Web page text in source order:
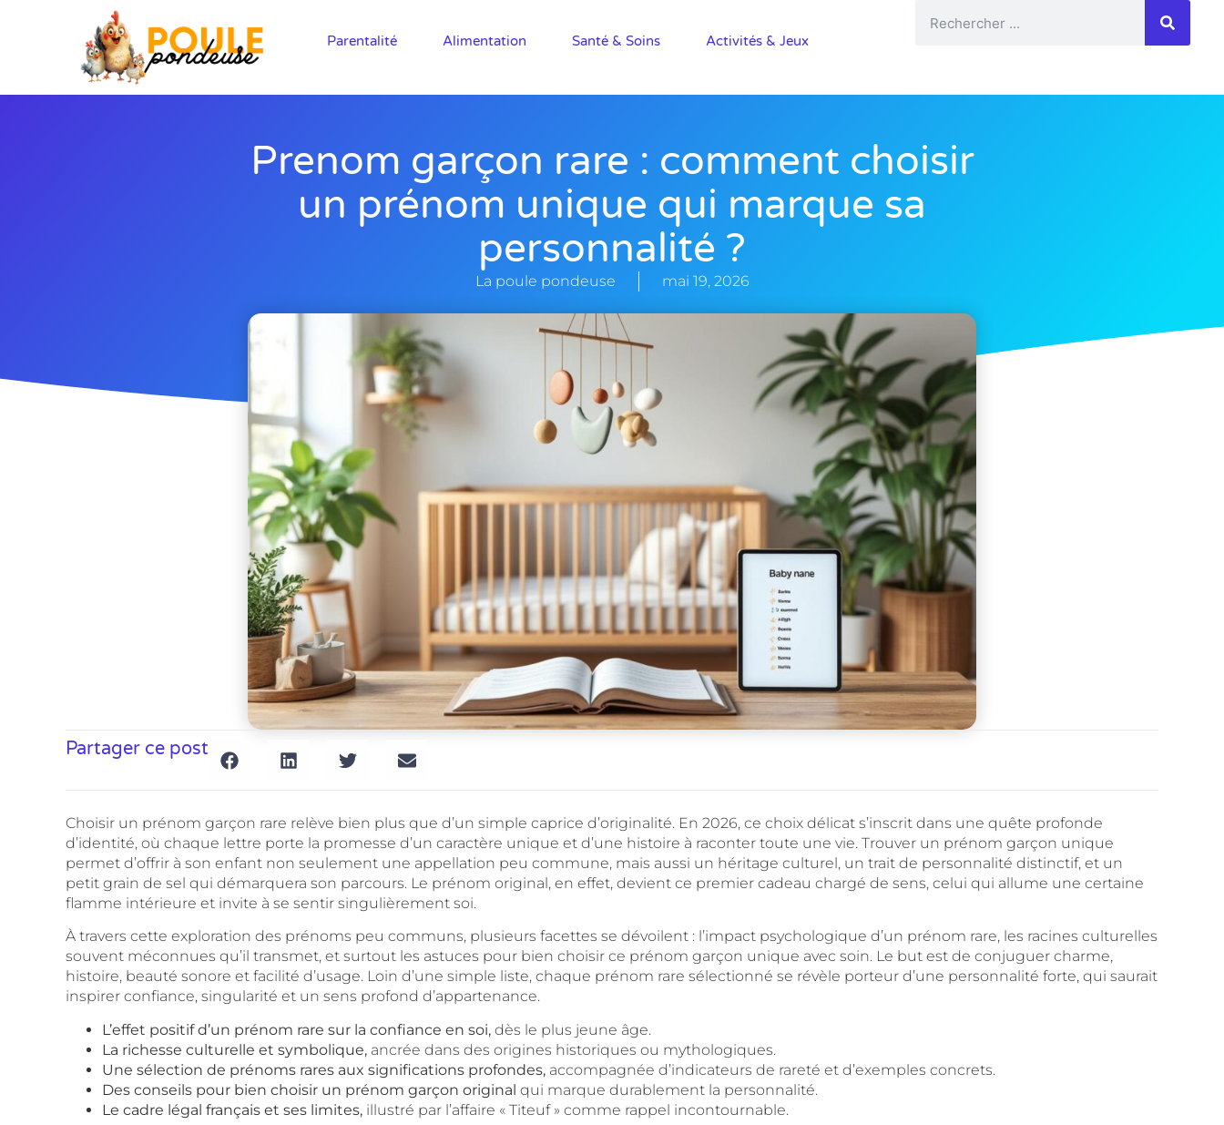
Parentalité Alimentation Santé & Soins Activités & Jeux
Prenom garçon rare : comment choisir
un prénom unique qui marque sa
personnalité ?
La poule pondeuse mai 19, 2026
Partager ce post
Choisir un prénom garçon rare relève bien plus que d’un simple caprice d’originalité. En 2026, ce choix délicat s’inscrit dans une quête profonde
d’identité, où chaque lettre porte la promesse d’un caractère unique et d’une histoire à raconter toute une vie. Trouver un prénom garçon unique
permet d’offrir à son enfant non seulement une appellation peu commune, mais aussi un héritage culturel, un trait de personnalité distinctif, et un
petit grain de sel qui démarquera son parcours. Le prénom original, en effet, devient ce premier cadeau chargé de sens, celui qui allume une certaine
flamme intérieure et invite à se sentir singulièrement soi.
À travers cette exploration des prénoms peu communs, plusieurs facettes se dévoilent : l’impact psychologique d’un prénom rare, les racines culturelles
souvent méconnues qu’il transmet, et surtout les astuces pour bien choisir ce prénom garçon unique avec soin. Le but est de conjuguer charme,
histoire, beauté sonore et facilité d’usage. Loin d’une simple liste, chaque prénom rare sélectionné se révèle porteur d’une personnalité forte, qui saurait
inspirer confiance, singularité et un sens profond d’appartenance.
L’effet positif d’un prénom rare sur la confiance en soi, dès le plus jeune âge.
La richesse culturelle et symbolique, ancrée dans des origines historiques ou mythologiques.
Une sélection de prénoms rares aux significations profondes, accompagnée d’indicateurs de rareté et d’exemples concrets.
Des conseils pour bien choisir un prénom garçon original qui marque durablement la personnalité.
Le cadre légal français et ses limites, illustré par l’affaire « Titeuf » comme rappel incontournable.